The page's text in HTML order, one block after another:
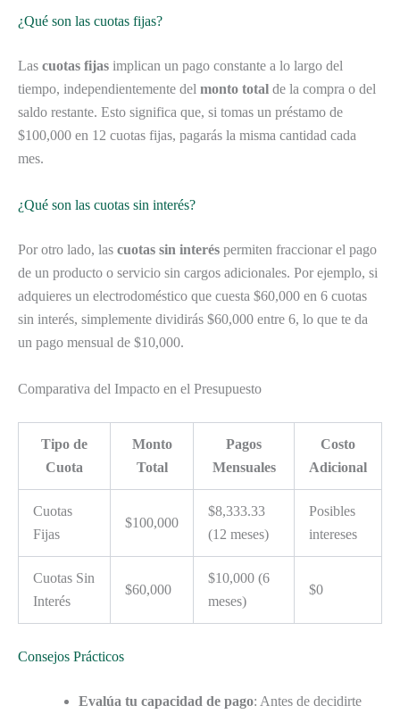
¿Qué son las cuotas fijas?
Las cuotas fijas implican un pago constante a lo largo del
tiempo, independientemente del monto total de la compra o del
saldo restante. Esto significa que, si tomas un préstamo de
$100,000 en 12 cuotas fijas, pagarás la misma cantidad cada
mes.
¿Qué son las cuotas sin interés?
Por otro lado, las cuotas sin interés permiten fraccionar el pago
de un producto o servicio sin cargos adicionales. Por ejemplo, si
adquieres un electrodoméstico que cuesta $60,000 en 6 cuotas
sin interés, simplemente dividirás $60,000 entre 6, lo que te da
un pago mensual de $10,000.
Comparativa del Impacto en el Presupuesto
Tipo de
Cuota
Monto
Total
Pagos
Mensuales
Costo
Adicional
Cuotas
Fijas
$100,000
$8,333.33
(12 meses)
Posibles
intereses
Cuotas Sin
Interés
$60,000
$10,000 (6
meses)
$0
Consejos Prácticos
Evalúa tu capacidad de pago: Antes de decidirte